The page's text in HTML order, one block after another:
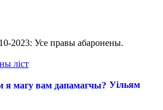
2023: Усе правы абаронены.
ліст
Уільям